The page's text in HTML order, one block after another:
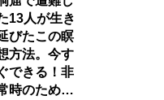
13人が生き
びたこの瞑
方法。今す
できる！非
時のために